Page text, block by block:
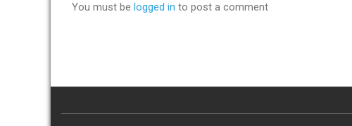
You must be logged in to post a comment